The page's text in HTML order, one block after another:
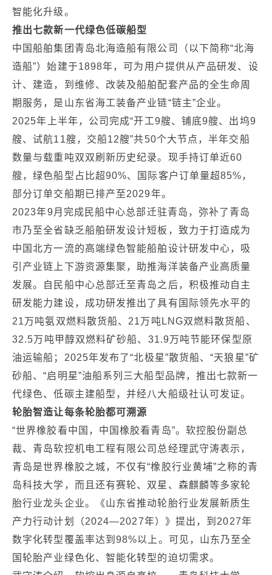
智能化升级。
推出七款新一代绿色低碳船型
中国船舶集团青岛北海造船有限公司（以下简称“北海
造船”）始建于1898年，可为用户提供从产品研发、设
计、建造，到维修、改装及船舶配套产品的全生命周
期服务，是山东省海工装备产业链“链主”企业。
2025年上半年，公司完成“开工9艘、铺底9艘、出坞9
艘、试航11艘，交船12艘”共50个大节点，半年交船
数量与载重吨双双刷新历史纪录。现手持订单近60
艘，绿色船型占比超90%、国际客户订单量超85%，
部分订单交船期已排产至2029年。
2023年9月完成民船中心总部迁驻青岛，弥补了青岛
市乃至全省缺乏船舶研发设计短板，致力于打造成为
中国北方一流的高端绿色智能船舶设计研发中心，吸
引产业链上下游资源集聚，助推海洋装备产业高质量
发展。自民船中心总部迁至青岛之后，积极推动自主
研发能力建设，成功研发推出了具有国际领先水平的
21万吨氨双燃料散货船、21万吨LNG双燃料散货船、
32.5万吨甲醇双燃料矿砂船、31.9万吨节能环保型原
油运输船；2025年发布了“北极星”散货船、“天狼星”矿
砂船、“启明星”油船系列三大船型品牌，推出七款新一
代绿色、低碳主建船型，并经八大船级社认可发证。
轮胎智造让每条轮胎都可溯源
“世界橡胶看中国，中国橡胶看青岛”。软控股份副总
裁、青岛软控机电工程有限公司总经理武守涛表示，
青岛是世界橡胶之城，不仅有“橡胶行业黄埔”之称的青
岛科技大学，而且还有赛轮、双星、森麒麟等多家轮
胎行业龙头企业。《山东省推动轮胎行业发展新质生
产力行动计划（2024—2027年）》提出，到2027年
数字化转型覆盖率达到98%以上。可见，山东乃至全
国轮胎产业绿色化、智能化转型的迫切需求。